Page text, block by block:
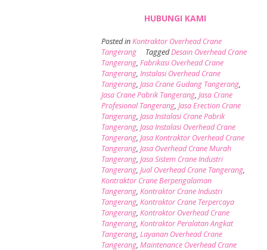
HUBUNGI KAMI
Posted inKontraktor Overhead Crane
Tangerang
TaggedDesain Overhead Crane
Tangerang, Fabrikasi Overhead Crane
Tangerang, Instalasi Overhead Crane
Tangerang, Jasa Crane Gudang Tangerang,
Jasa Crane Pabrik Tangerang, Jasa Crane
Profesional Tangerang, Jasa Erection Crane
Tangerang, Jasa Instalasi Crane Pabrik
Tangerang, Jasa Instalasi Overhead Crane
Tangerang, Jasa Kontraktor Overhead Crane
Tangerang, Jasa Overhead Crane Murah
Tangerang, Jasa Sistem Crane Industri
Tangerang, Jual Overhead Crane Tangerang,
Kontraktor Crane Berpengalaman
Tangerang, Kontraktor Crane Industri
Tangerang, Kontraktor Crane Terpercaya
Tangerang, Kontraktor Overhead Crane
Tangerang, Kontraktor Peralatan Angkat
Tangerang, Layanan Overhead Crane
Tangerang, Maintenance Overhead Crane